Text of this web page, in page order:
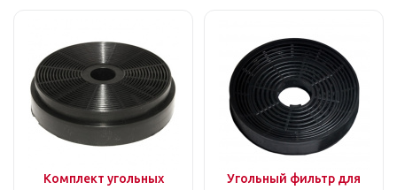
Комплект угольных
Угольный фильтр для